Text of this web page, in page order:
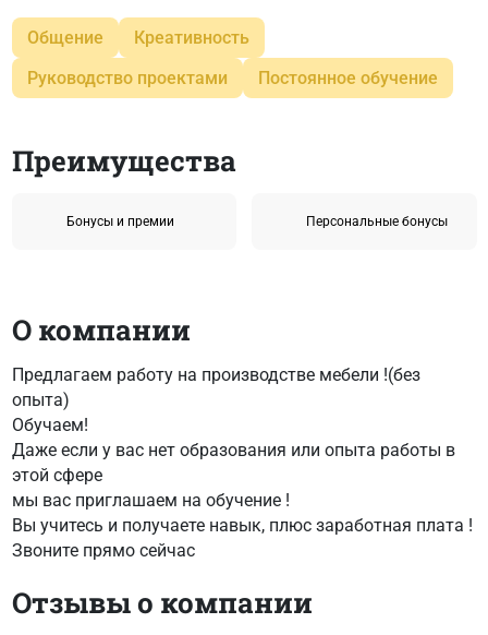
Общение
Креативность
Руководство проектами
Постоянное обучение
Преимущества
Бонусы и премии Персональные бонусы
О компании
Предлагаем работу на производстве мебели !(без
опыта)
Обучаем!
Даже если у вас нет образования или опыта работы в
этой сфере
мы вас приглашаем на обучение !
Вы учитесь и получаете навык, плюс заработная плата !
Звоните прямо сейчас
Отзывы о компании